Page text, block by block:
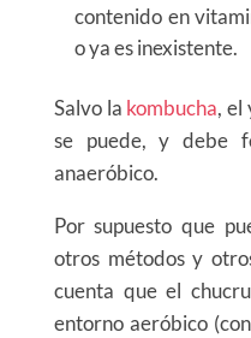
contenido en
o ya es inexistente.
Salvo la kombucha, el
se puede, y debe
anaeróbico.
Por supuesto que
otros métodos y
cuenta que el
entorno aeróbico